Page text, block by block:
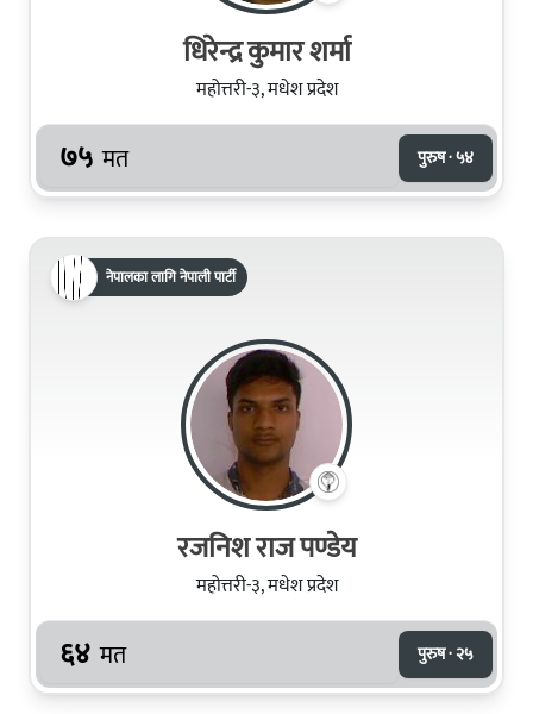
धिरेन्द्र कुमार शर्मा
महोत्तरी-३, मधेश प्रदेश
७५ मत पुरुष · ५४
नेपालका लागि नेपाली पार्टी
रजनिश राज पण्डेय
महोत्तरी-३, मधेश प्रदेश
६४ मत पुरुष · २५